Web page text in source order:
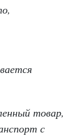
товар,
с